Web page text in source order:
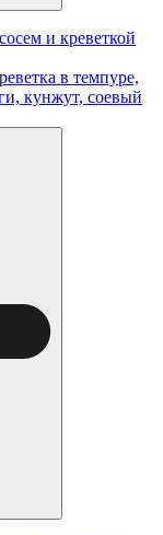
и креветкой
в темпуре,
кунжут, соевый